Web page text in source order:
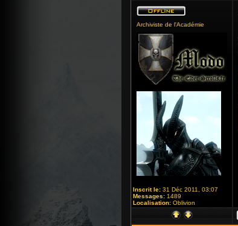
Archiviste de l'Académie
Inscrit le: 31 Déc 2011, 03:07
Messages: 1489
Localisation: Oblivion